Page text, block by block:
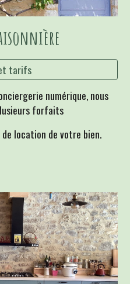
tarifs
numérique, nous
forfaits
location de votre bien.